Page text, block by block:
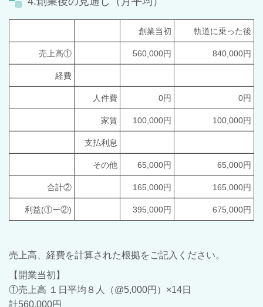
創業当初 軌道に乗った後
売上高① 560,000円 840,000円
経費
人件費 0円 0円
家賃 100,000円 100,000円
支払利息
その他 65,000円 65,000円
合計② 165,000円 165,000円
利益(①ー②) 395,000円 675,000円
売上高、経費を計算された根拠をご記入ください。
【開業当初】
①売上高 １日平均８人（@5,000円）×14日
計560,000円